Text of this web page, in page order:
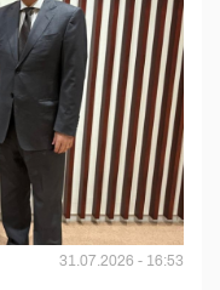
31.07.2026 - 16:53